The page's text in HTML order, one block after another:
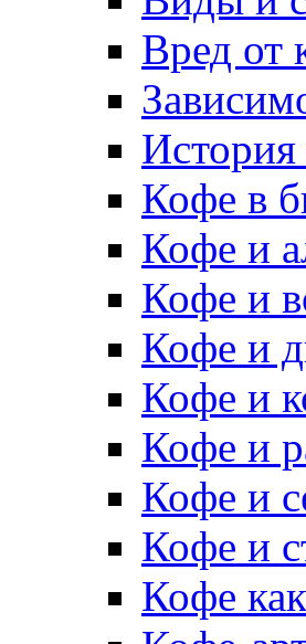
Вред от
История
Кофе в
Кофе и
Кофе и
Кофе и
Кофе и
Кофе и
Кофе и
Кофе и
Кофе